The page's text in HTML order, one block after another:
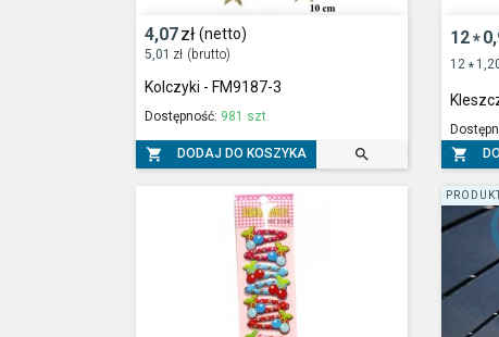
4,07zł (netto)
5,01 zł (brutto)
Kolczyki - FM9187-3
Dostępność: 981 szt.
 DODAJ DO KOSZYKA 
12*
12 *
